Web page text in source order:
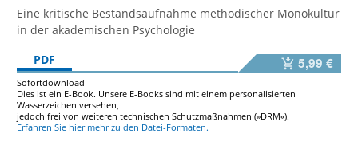
Eine kritische Bestandsaufnahme methodischer Monokultur
in der akademischen Psychologie
PDF
5,99 €
Sofortdownload
Dies ist ein E-Book. Unsere E-Books sind mit einem personalisierten
Wasserzeichen versehen,
jedoch frei von weiteren technischen Schutzmaßnahmen (»DRM«).
Erfahren Sie hier mehr zu den Datei-Formaten.